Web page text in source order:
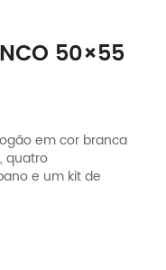
50×55
em cor branca
quatro
e um kit de